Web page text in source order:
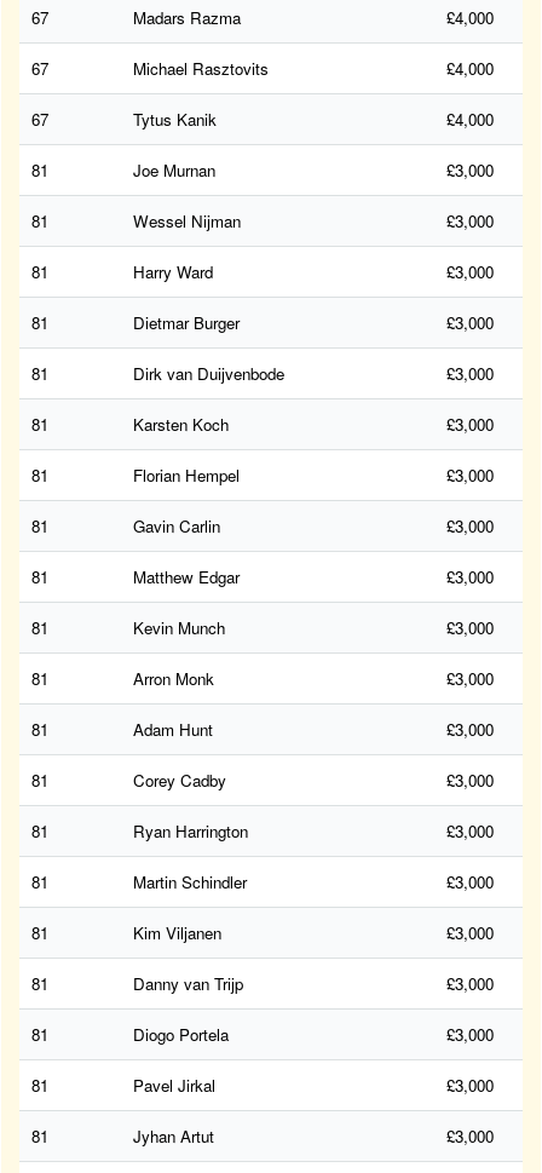
67 Madars Razma £4,000
67 Michael Rasztovits £4,000
67 Tytus Kanik £4,000
81 Joe Murnan £3,000
81 Wessel Nijman £3,000
81 Harry Ward £3,000
81 Dietmar Burger £3,000
81 Dirk van Duijvenbode £3,000
81 Karsten Koch £3,000
81 Florian Hempel £3,000
81 Gavin Carlin £3,000
81 Matthew Edgar £3,000
81 Kevin Munch £3,000
81 Arron Monk £3,000
81 Adam Hunt £3,000
81 Corey Cadby £3,000
81 Ryan Harrington £3,000
81 Martin Schindler £3,000
81 Kim Viljanen £3,000
81 Danny van Trijp £3,000
81 Diogo Portela £3,000
81 Pavel Jirkal £3,000
81 Jyhan Artut £3,000